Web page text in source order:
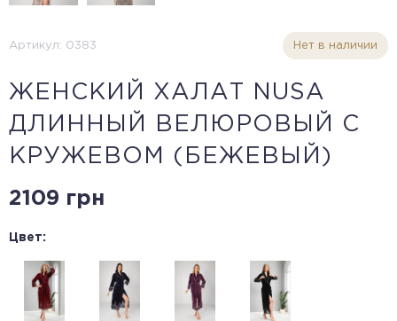
Артикул: 0383 Нет в наличии
ЖЕНСКИЙ ХАЛАТ NUSA
ДЛИННЫЙ ВЕЛЮРОВЫЙ С
КРУЖЕВОМ (БЕЖЕВЫЙ)
2109 грн
Цвет: